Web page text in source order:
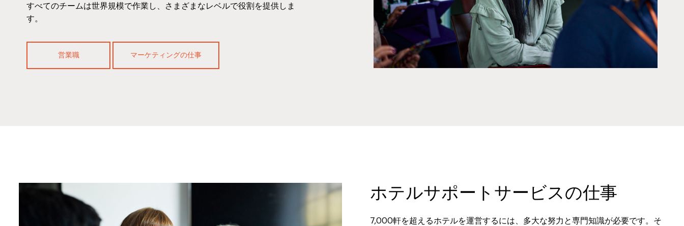
すべてのチームは世界規模で作業し、さまざまなレベルで役割を提供しま
す。
営業職 マーケティングの仕事
ホテルサポートサービスの仕事
7,000軒を超えるホテルを運営するには、多大な努力と専門知識が必要です。そ